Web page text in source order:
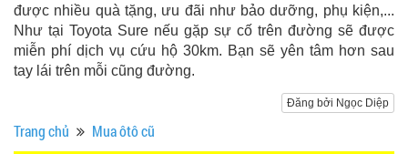
được nhiều quà tặng, ưu đãi như bảo dưỡng, phụ kiện,...
Như tại Toyota Sure nếu gặp sự cố trên đường sẽ được
miễn phí dịch vụ cứu hộ 30km. Bạn sẽ yên tâm hơn sau
tay lái trên mỗi cũng đường.
Đăng bởi Ngọc Diệp
Trang chủ Mua ôtô cũ